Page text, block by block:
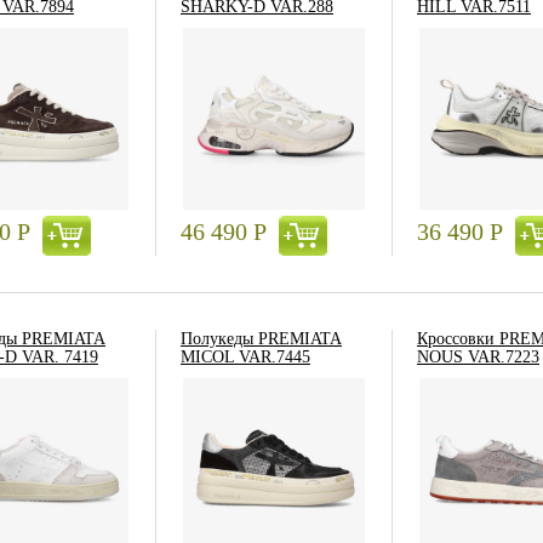
Р
SHARKY-D VAR.288
46 490 Р
HILL VAR.7511
36 490 Р
PREMIATA
VAR. 7419
Полукеды PREMIATA
MICOL VAR.7445
Кроссовки
NOUS VAR.7223